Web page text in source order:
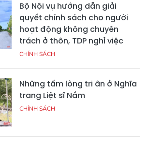
Bộ Nội vụ hướng dẫn giải
quyết chính sách cho người
hoạt động không chuyên
trách ở thôn, TDP nghỉ việc
CHÍNH SÁCH
Những tấm lòng tri ân ở Nghĩa
trang Liệt sĩ Nầm
CHÍNH SÁCH